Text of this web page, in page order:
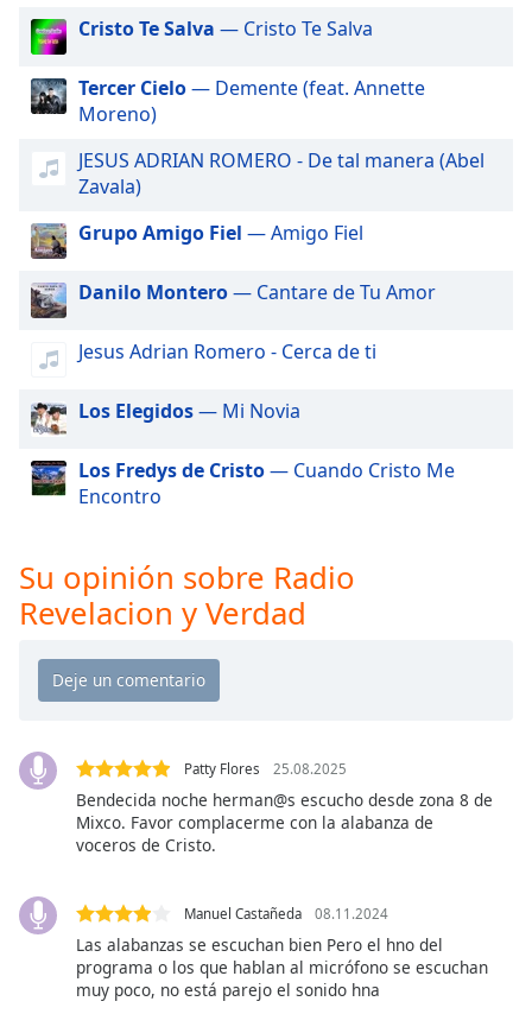
Escape
cancel
and
Text
Opacity
Text
Background
Color
Caption
Area
Background
Opacity
Text
Edge
Cristo Te Salva — Cristo Te Salva
Tercer Cielo— Demente (feat. Annette
Moreno)
JESUS ADRIAN ROMERO - De tal manera (Abel
Zavala)
Grupo Amigo Fiel — Amigo Fiel
Danilo Montero— Cantare de Tu Amor
Jesus Adrian Romero - Cerca de ti
Los Elegidos— Mi Novia
Los Fredys de Cristo— Cuando Cristo Me
Encontro
Su opinión sobre Radio
Revelacion y Verdad
Patty Flores 25.08.2025
Bendecida noche herman@s escucho desde zona 8 de
Mixco. Favor complacerme con la alabanza de
voceros de Cristo.
Manuel Castañeda 08.11.2024
Las alabanzas se escuchan bien Pero el hno del
programa o los que hablan al micrófono se escuchan
muy poco, no está parejo el sonido hna